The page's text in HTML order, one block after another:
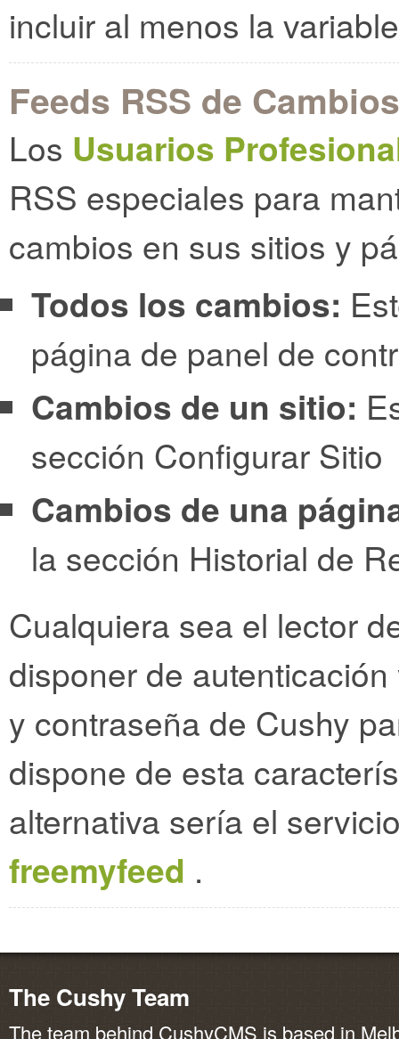
incluir al menos la
Feeds RSS de
Los Usuarios
RSS especiales para
cambios en sus sitios y
Todos los cambios:
página de panel de
Cambios de un sitio:
sección Configurar Sitio
Cambios de una
la sección Historial de
Cualquiera sea el lector
disponer de
y contraseña de Cushy
dispone de esta
alternativa sería el
freemyfeed .
The Cushy Team
The team behind CushyCMS is based in